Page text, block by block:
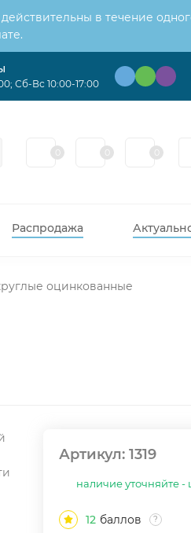
в течение
Сб-Вс 10:00-17:00
Распродажа
оцинкованные
Артикул:1319
наличие уточняйте -
12 баллов ?